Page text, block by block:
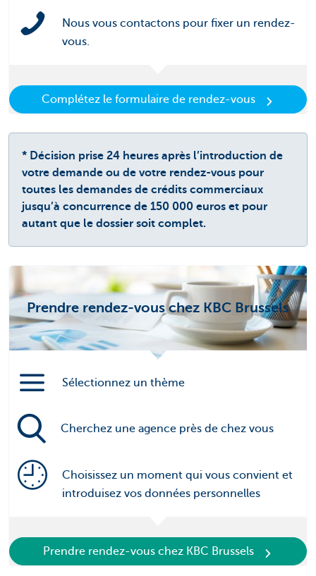
Nous vous contactons pour fixer un rendez-
vous.
Complétez le formulaire de rendez-vous
* Décision prise 24 heures après l’introduction de
votre demande ou de votre rendez-vous pour
toutes les demandes de crédits commerciaux
jusqu’à concurrence de 150 000 euros et pour
autant que le dossier soit complet.
Prendre rendez-vous chez KBC Brussels
Sélectionnez un thème
Cherchez une agence près de chez vous
Choisissez un moment qui vous convient et
introduisez vos données personnelles
Prendre rendez-vous chez KBC Brussels